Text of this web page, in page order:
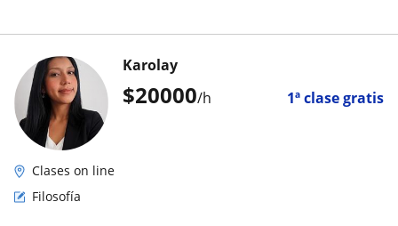
$20000/h 1ª clase gratis
Karolay
Clases on line
Filosofía